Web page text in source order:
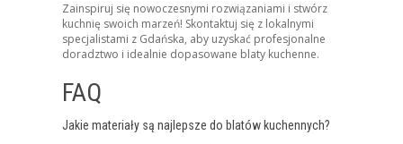
Zainspiruj się nowoczesnymi rozwiązaniami i stwórz
kuchnię swoich marzeń! Skontaktuj się z lokalnymi
specjalistami z Gdańska, aby uzyskać profesjonalne
doradztwo i idealnie dopasowane blaty kuchenne.
FAQ
Jakie materiały są najlepsze do blatów kuchennych?